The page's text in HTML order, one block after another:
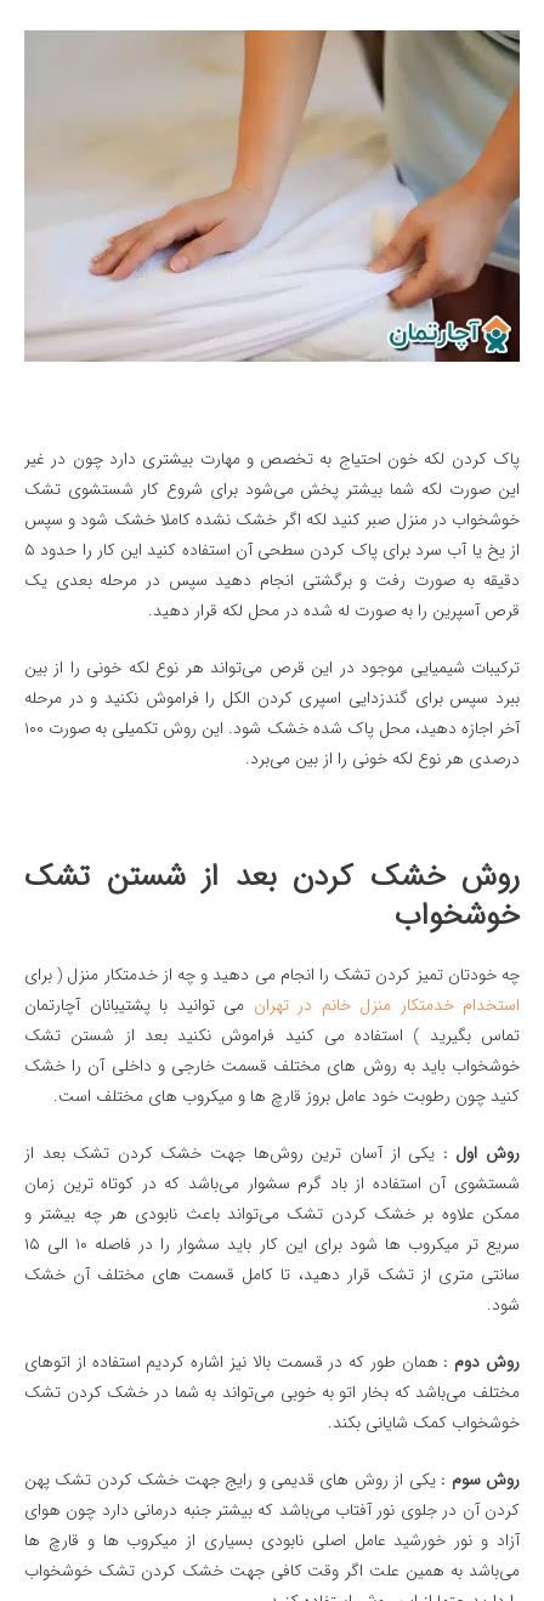
پاک کردن لکه خون احتیاج به تخصص و مهارت بیشتری دارد چون در غیر
این صورت لکه شما بیشتر پخش می‌شود برای شروع کار شستشوی تشک
خوشخواب در منزل صبر کنید لکه اگر خشک نشده کاملا خشک شود و سپس
از یخ یا آب سرد برای پاک کردن سطحی آن استفاده کنید این کار را حدود ۵
دقیقه به صورت رفت و برگشتی انجام دهید سپس در مرحله بعدی یک
قرص آسپرین را به صورت له شده در محل لکه قرار دهید.
ترکیبات شیمیایی موجود در این قرص می‌تواند هر نوع لکه خونی را از بین
ببرد سپس برای گندزدایی اسپری کردن الکل را فراموش نکنید و در مرحله
آخر اجازه دهید، محل پاک شده خشک شود. این روش تکمیلی به صورت ۱۰۰
درصدی هر نوع لکه خونی را از بین می‌برد.
روش خشک کردن بعد از شستن تشک
خوشخواب
چه خودتان تمیز کردن تشک را انجام می دهید و چه از خدمتکار منزل ( برای
استخدام خدمتکار منزل خانم در تهران می توانید با پشتیبانان آچارتمان
تماس بگیرید ) استفاده می کنید فراموش نکنید بعد از شستن تشک
خوشخواب باید به روش های مختلف قسمت خارجی و داخلی آن را خشک
کنید چون رطوبت خود عامل بروز قارچ ها و میکروب های مختلف است.
روش اول : یکی از آسان ترین روش‌ها جهت خشک کردن تشک بعد از
شستشوی آن استفاده از باد گرم سشوار می‌باشد که در کوتاه ترین زمان
ممکن علاوه بر خشک کردن تشک می‌تواند باعث نابودی هر چه بیشتر و
سریع تر میکروب ها شود برای این کار باید سشوار را در فاصله ۱۰ الی ۱۵
سانتی متری از تشک قرار دهید، تا کامل قسمت های مختلف آن خشک
شود.
روش دوم : همان طور که در قسمت بالا نیز اشاره کردیم استفاده از اتوهای
مختلف می‌باشد که بخار اتو به خوبی می‌تواند به شما در خشک کردن تشک
خوشخواب کمک شایانی بکند.
روش سوم : یکی از روش های قدیمی و رایج جهت خشک کردن تشک پهن
کردن آن در جلوی نور آفتاب می‌باشد که بیشتر جنبه درمانی دارد چون هوای
آزاد و نور خورشید عامل اصلی نابودی بسیاری از میکروب ها و قارچ ها
می‌باشد به همین علت اگر وقت کافی جهت خشک کردن تشک خوشخواب